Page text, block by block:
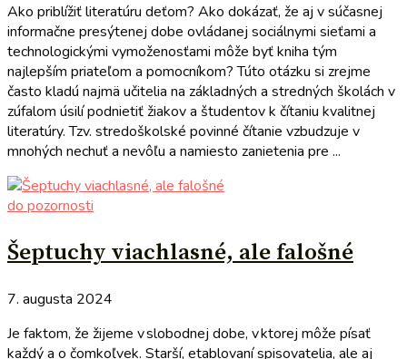
Ako priblížiť literatúru deťom? Ako dokázať, že aj v súčasnej
informačne presýtenej dobe ovládanej sociálnymi sieťami a
technologickými vymoženosťami môže byť kniha tým
najlepším priateľom a pomocníkom? Túto otázku si zrejme
často kladú najmä učitelia na základných a stredných školách v
zúfalom úsilí podnietiť žiakov a študentov k čítaniu kvalitnej
literatúry. Tzv. stredoškolské povinné čítanie vzbudzuje v
mnohých nechuť a nevôľu a namiesto zanietenia pre ...
do pozornosti
Šeptuchy viachlasné, ale falošné
7. augusta 2024
Je faktom, že žijeme v slobodnej dobe, v ktorej môže písať
každý a o čomkoľvek. Starší, etablovaní spisovatelia, ale aj